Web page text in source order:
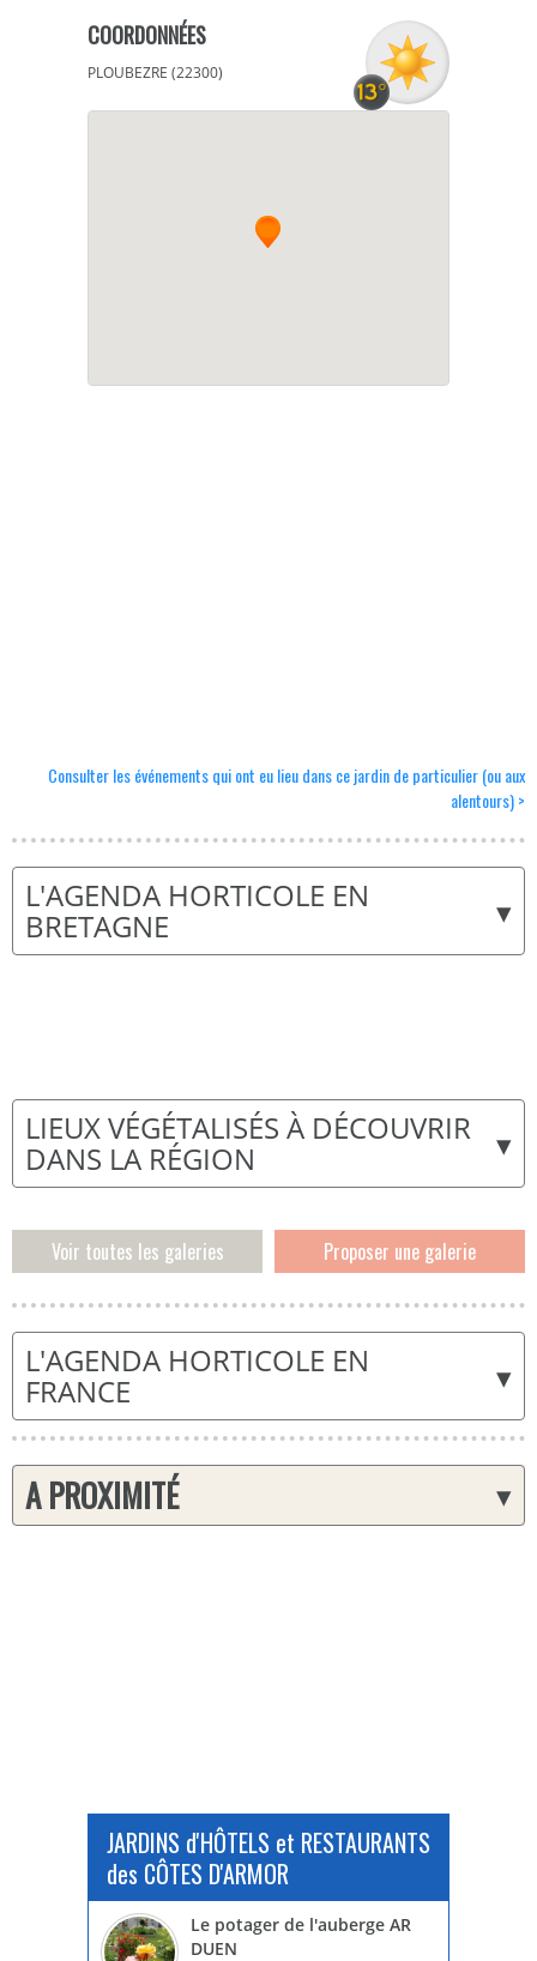
COORDONNÉES
PLOUBEZRE (22300)
Consulter les événements qui ont eu lieu dans ce jardin de particulier (ou aux
alentours) >
▾
L'AGENDA HORTICOLE EN
BRETAGNE
▾
LIEUX VÉGÉTALISÉS À DÉCOUVRIR
DANS LA RÉGION
Voir toutes les galeries Proposer une galerie
▾
L'AGENDA HORTICOLE EN
FRANCE
▾
A PROXIMITÉ
JARDINS d'HÔTELS et RESTAURANTS
des CÔTES D'ARMOR
Le potager de l'auberge AR
DUEN